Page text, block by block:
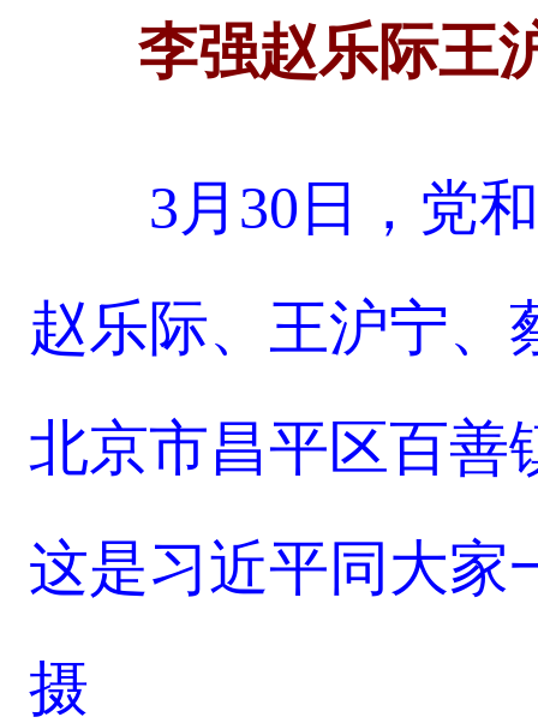
李强赵乐际王
3月30日，党
赵乐际、王沪宁、
北京市昌平区百善
这是习近平同大家
摄